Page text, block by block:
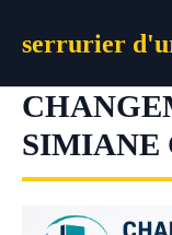
serrurier
SIMIANE